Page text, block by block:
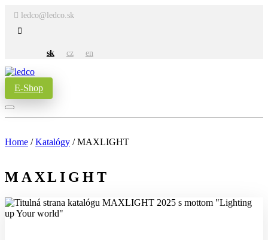
ledco@ledco.sk
sk cz en
E-Shop
Home /Katalógy /MAXLIGHT
MAXLIGHT